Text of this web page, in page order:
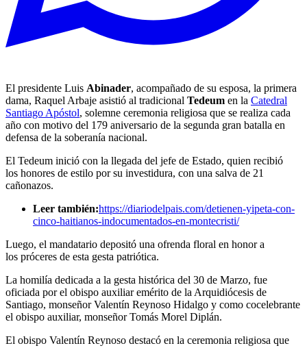
El presidente Luis Abinader, acompañado de su esposa, la primera
dama, Raquel Arbaje asistió al tradicional Tedeum en la Catedral
Santiago Apóstol, solemne ceremonia religiosa que se realiza cada
año con motivo del 179 aniversario de la segunda gran batalla en
defensa de la soberanía nacional.
El Tedeum inició con la llegada del jefe de Estado, quien recibió
los honores de estilo por su investidura, con una salva de 21
cañonazos.
Leer también:https://diariodelpais.com/detienen-yipeta-con-
cinco-haitianos-indocumentados-en-montecristi/
Luego, el mandatario depositó una ofrenda floral en honor a
los próceres de esta gesta patriótica.
La homilía dedicada a la gesta histórica del 30 de Marzo, fue
oficiada por el obispo auxiliar emérito de la Arquidiócesis de
Santiago, monseñor Valentín Reynoso Hidalgo y como cocelebrante
el obispo auxiliar, monseñor Tomás Morel Diplán.
El obispo Valentín Reynoso destacó en la ceremonia religiosa que